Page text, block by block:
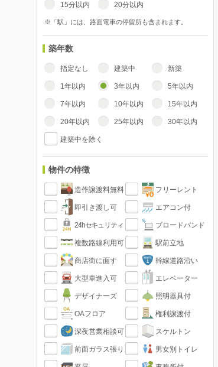
15分以内 20分以内
※「駅」には、路面電車の停留所も含まれます。
築年数
指定なし 建築中 新築
1年以内 3年以内 5年以内
7年以内 10年以内 15年以内
20年以内 25年以内 30年以内
建築中を除く
物件の特徴
造作譲渡料無料 フリーレント
即引き渡し可 エアコン付
24hセキュリティ ブロードバンド
複数路線利用可 駅前立地
商店街に面す 幹線道路沿い
大型車進入可 エレベーター
デザイナーズ 照明器具付
OAフロア 権利譲渡付
深夜営業相談可 スケルトン
前面ガラス張り 男女別トイレ